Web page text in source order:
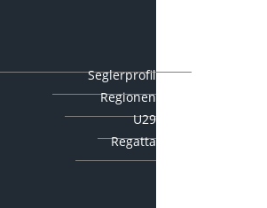
Seglerprofil
Regionen
U29
Regatta